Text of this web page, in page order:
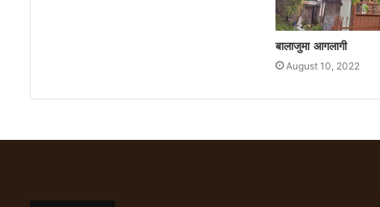
बालाजुमा आगलागी
August 10, 2022